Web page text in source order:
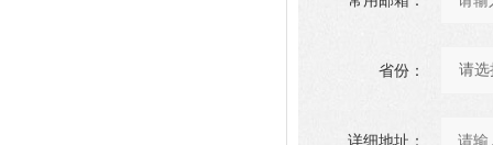
省份：
详细地址：